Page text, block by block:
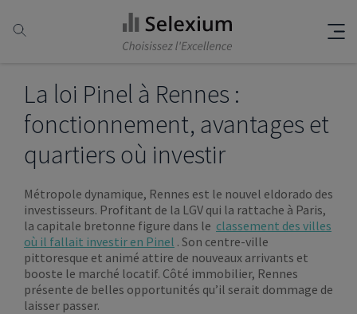
La loi Pinel à Rennes :
fonctionnement, avantages et
quartiers où investir
Métropole dynamique, Rennes est le nouvel eldorado des
investisseurs. Profitant de la LGV qui la rattache à Paris,
la capitale bretonne figure dans le classement des villes
où il fallait investir en Pinel . Son centre-ville
pittoresque et animé attire de nouveaux arrivants et
booste le marché locatif. Côté immobilier, Rennes
présente de belles opportunités qu’il serait dommage de
laisser passer.